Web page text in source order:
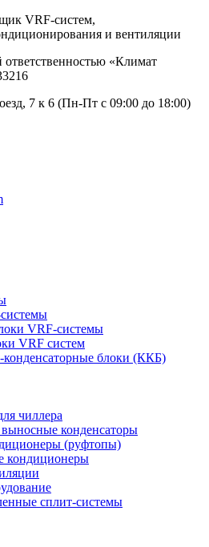
VRF-cистем,
и вентиляции
«Климат
7 к 6 (Пн-Пт с 09:00 до 18:00)
VRF-cистемы
VRF cистем
конденсаторные блоки (ККБ)
чиллера
конденсаторы
(руфтопы)
кондиционеры
сплит-системы